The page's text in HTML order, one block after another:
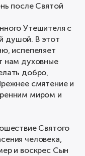
после Святой
Утешителя с
душой. В этот
испепеляет
нам духовные
добро,
смятение и
миром и
Святого
человека,
и воскрес Сын